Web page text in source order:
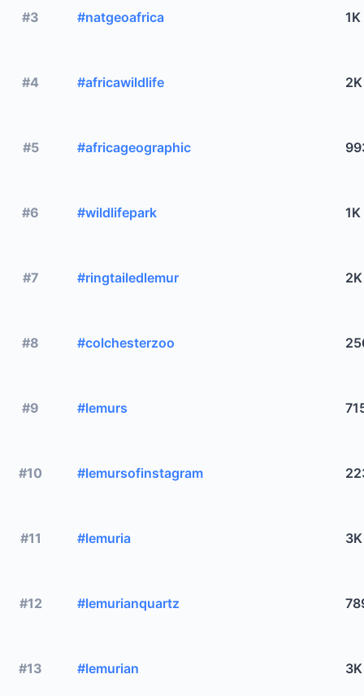
#3 #natgeoafrica 1K
#4 #africawildlife 2K
#5 #africageographic
#6 #wildlifepark 1K
#7 #ringtailedlemur 2K
#8 #colchesterzoo
#9 #lemurs
#10 #lemursofinstagram
#11 #lemuria 3K
#12 #lemurianquartz
#13 #lemurian 3K